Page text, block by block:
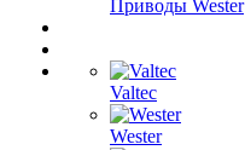
Приводы Wester
Valtec
Wester